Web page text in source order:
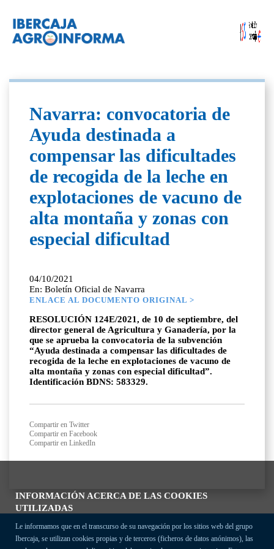
INFORMACIÓN ACERCA DE LAS COOKIES
UTILIZADAS
Le informamos que en el transcurso de su navegación por los sitios web del grupo
Ibercaja, se utilizan cookies propias y de terceros (ficheros de datos anónimos), las
Navarra: convocatoria de
Ayuda destinada a
compensar las dificultades
de recogida de la leche en
explotaciones de vacuno de
alta montaña y zonas con
especial dificultad
04/10/2021
En: Boletín Oficial de Navarra
ENLACE AL DOCUMENTO ORIGINAL >
RESOLUCIÓN 124E/2021, de 10 de septiembre, del
director general de Agricultura y Ganadería, por la
que se aprueba la convocatoria de la subvención
“Ayuda destinada a compensar las dificultades de
recogida de la leche en explotaciones de vacuno de
alta montaña y zonas con especial dificultad”.
Identificación BDNS: 583329.
Compartir en Twitter
Compartir en Facebook
Compartir en LinkedIn